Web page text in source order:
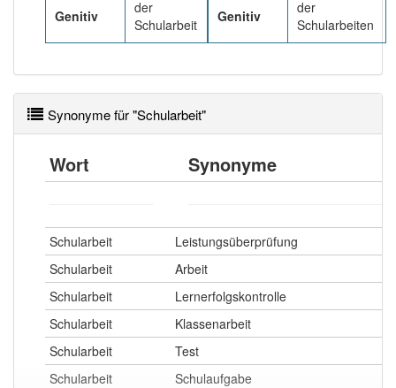
Genitiv
der
Schularbeit
Genitiv
der
Schularbeiten
Synonyme für "Schularbeit"
Wort Synonyme
Schularbeit
Leistungsüberprüfung
Schularbeit
Arbeit
Schularbeit
Lernerfolgskontrolle
Schularbeit
Klassenarbeit
Schularbeit
Test
Schularbeit
Schulaufgabe